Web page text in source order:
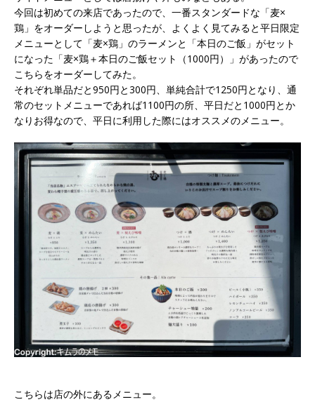
今回は初めての来店であったので、一番スタンダードな「麦×
鶏」をオーダーしようと思ったが、よくよく見てみると平日限定
メニューとして「麦×鶏」のラーメンと「本日のご飯」がセット
になった「麦×鶏＋本日のご飯セット（1000円）」があったので
こちらをオーダーしてみた。
それぞれ単品だと950円と300円、単純合計で1250円となり、通
常のセットメニューであれば1100円の所、平日だと1000円とか
なりお得なので、平日に利用した際にはオススメのメニュー。
こちらは店の外にあるメニュー。